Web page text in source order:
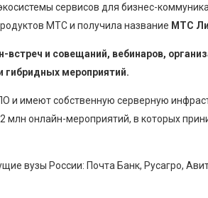
сервисов для бизнес-
МТС и получила название МТС
встреч и совещаний, вебинаров,
гибридных мероприятий.
и имеют собственную серверную
млн онлайн-мероприятий, в которых
вузы России: Почта Банк, Русагро,